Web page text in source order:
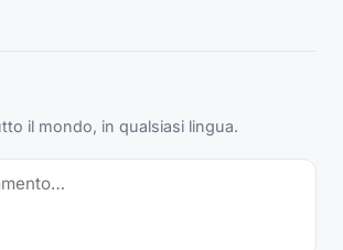
il mondo, in qualsiasi lingua.